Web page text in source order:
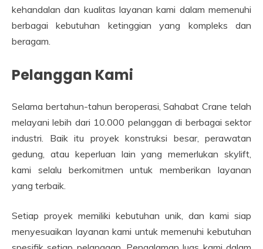
kehandalan dan kualitas layanan kami dalam memenuhi
berbagai kebutuhan ketinggian yang kompleks dan
beragam.
Pelanggan Kami
Selama bertahun-tahun beroperasi, Sahabat Crane telah
melayani lebih dari 10.000 pelanggan di berbagai sektor
industri. Baik itu proyek konstruksi besar, perawatan
gedung, atau keperluan lain yang memerlukan skylift,
kami selalu berkomitmen untuk memberikan layanan
yang terbaik.
Setiap proyek memiliki kebutuhan unik, dan kami siap
menyesuaikan layanan kami untuk memenuhi kebutuhan